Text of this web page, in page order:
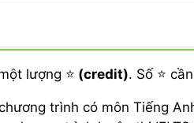
lượng ⭐ (credit). Số ⭐
trình có môn Tiếng